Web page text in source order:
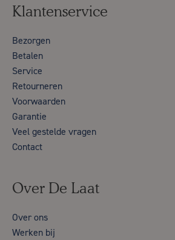
Klantenservice
Bezorgen
Betalen
Service
Retourneren
Voorwaarden
Garantie
Veel gestelde vragen
Contact
Over De Laat
Over ons
Werken bij